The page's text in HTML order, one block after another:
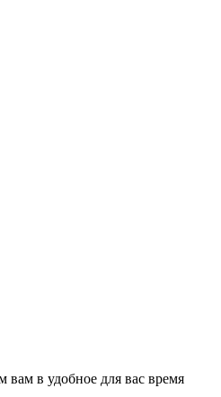
вам в удобное для вас время